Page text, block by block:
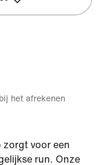
het afrekenen
zorgt voor een
run. Onze